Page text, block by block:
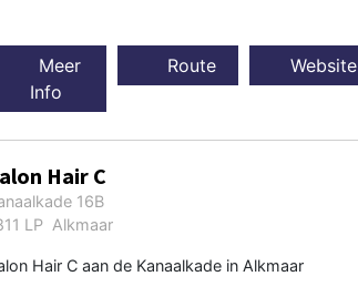
Meer
Info
Route Website
Hair C
16B
LP Alkmaar
Hair C aan de Kanaalkade in Alkmaar